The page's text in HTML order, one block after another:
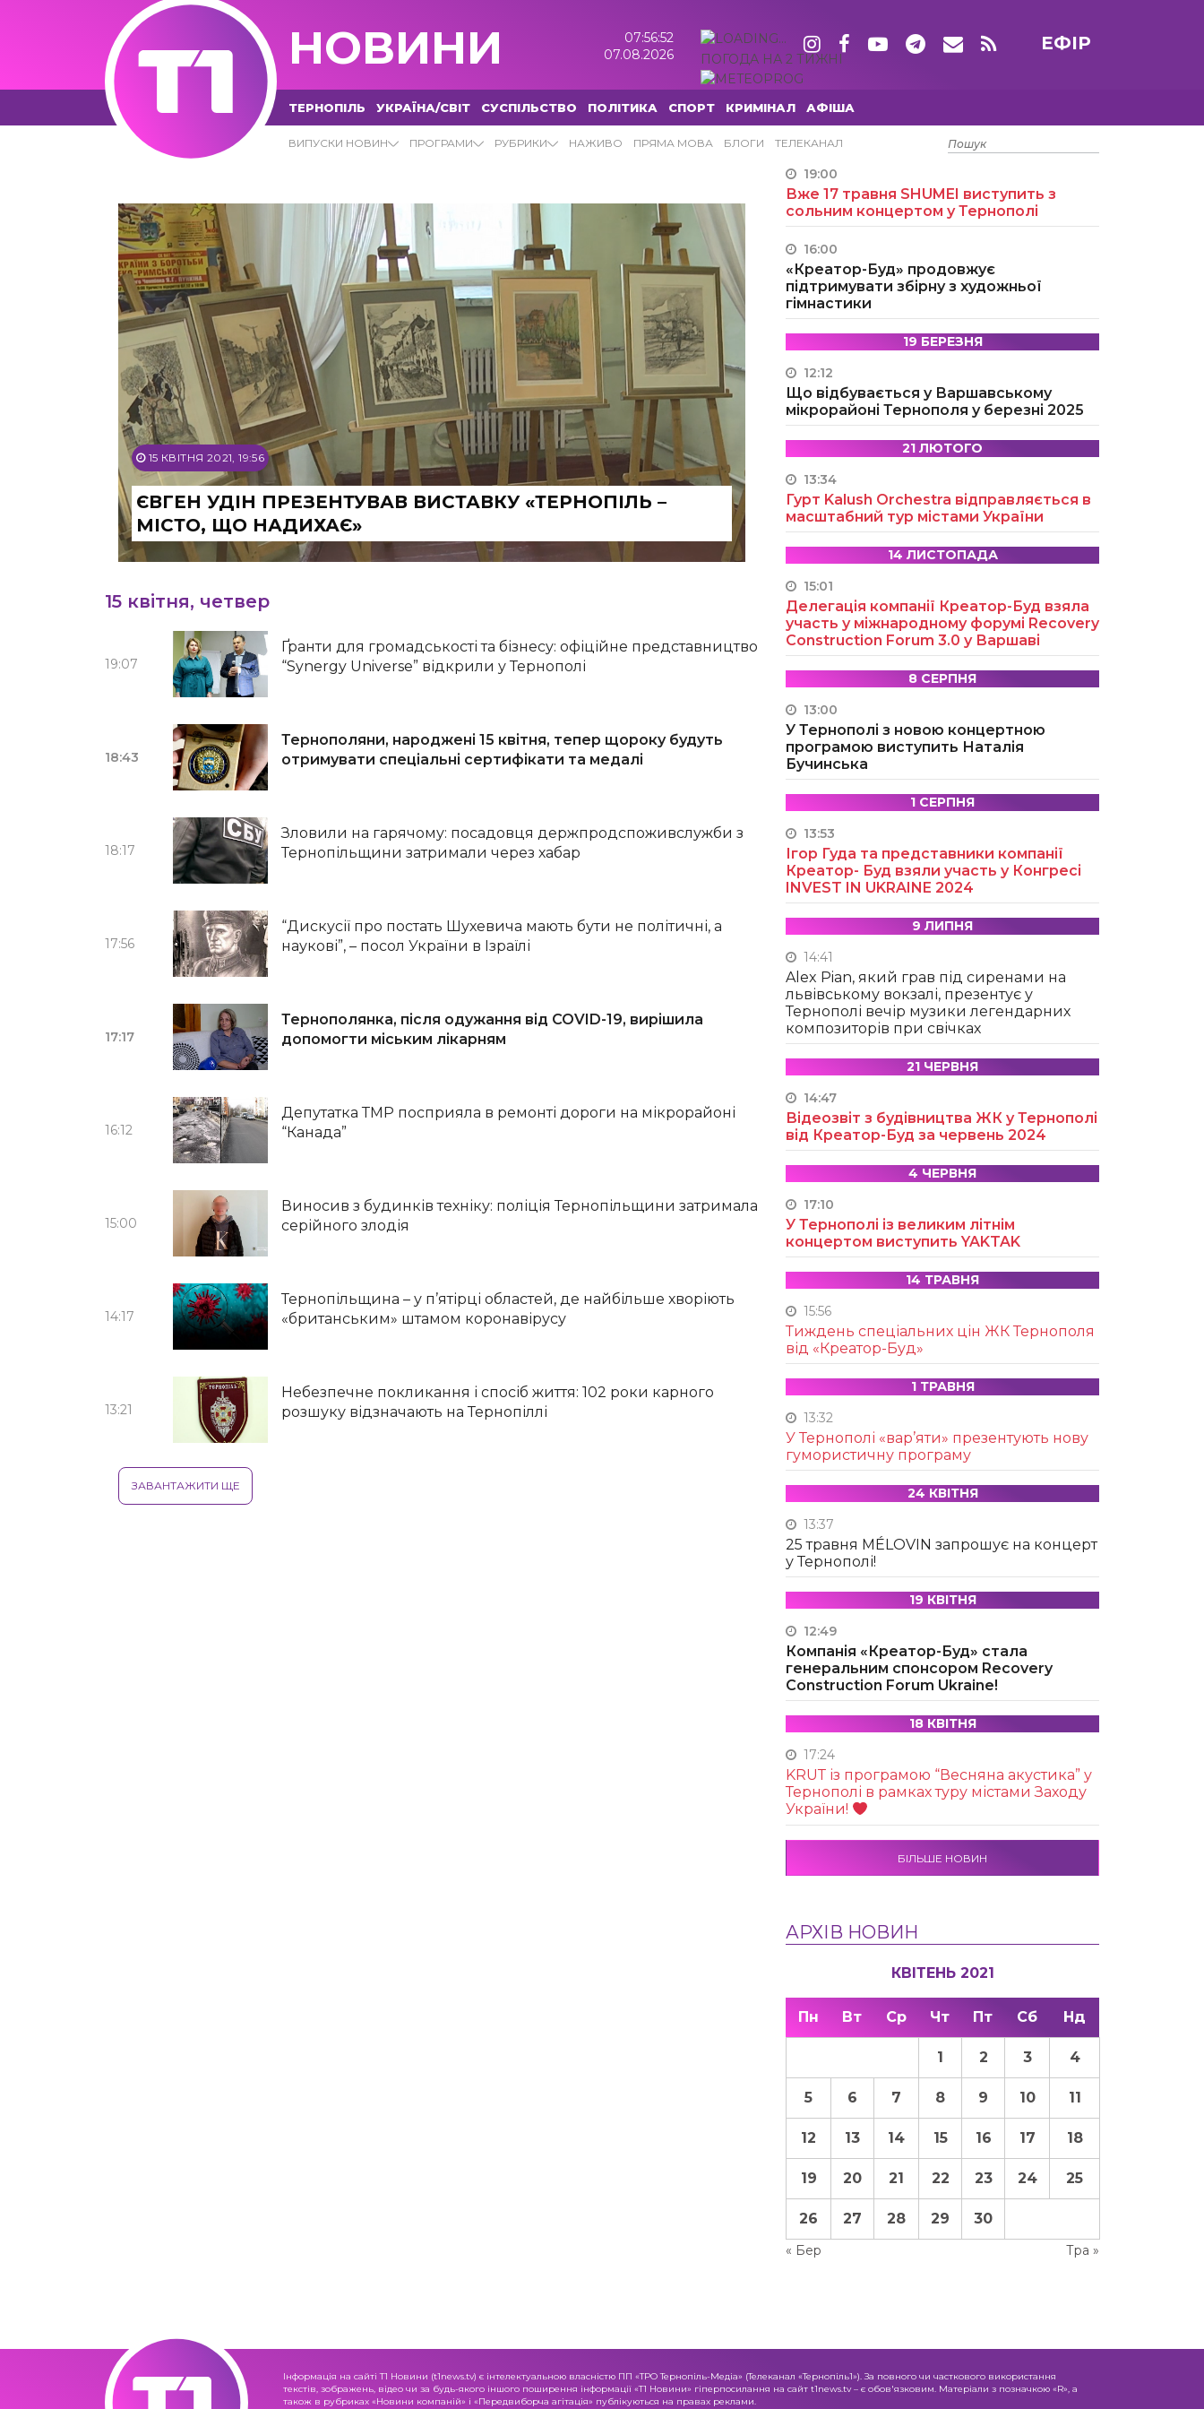
НОВИНИ
07:56:53
07.08.2026
ПОГОДА НА 2 ТИЖНІ
ЕФІР
ТЕРНОПІЛЬ УКРАЇНА/СВІТ СУСПІЛЬСТВО ПОЛІТИКА СПОРТ КРИМІНАЛ АФІША
ВИПУСКИ НОВИН ПРОГРАМИ РУБРИКИ НАЖИВО ПРЯМА МОВА БЛОГИ ТЕЛЕКАНАЛ
15.04.2021 - Т1 НОВИНИ
15 КВІТНЯ 2021, 19:56
ЄВГЕН УДІН ПРЕЗЕНТУВАВ ВИСТАВКУ «ТЕРНОПІЛЬ –
МІСТО, ЩО НАДИХАЄ»
15 квітня, четвер
19:07
Ґранти для громадськості та бізнесу: офіційне представництво
“Synergy Universe” відкрили у Тернополі
18:43
Тернополяни, народжені 15 квітня, тепер щороку будуть
отримувати спеціальні сертифікати та медалі
18:17
Зловили на гарячому: посадовця держпродспоживслужби з
Тернопільщини затримали через хабар
17:56
“Дискусії про постать Шухевича мають бути не політичні, а
наукові”, – посол України в Ізраїлі
17:17
Тернополянка, після одужання від COVID-19, вирішила
допомогти міським лікарням
16:12
Депутатка ТМР посприяла в ремонті дороги на мікрорайоні
“Канада”
15:00
Виносив з будинків техніку: поліція Тернопільщини затримала
серійного злодія
14:17
Тернопільщина – у п’ятірці областей, де найбільше хворіють
«британським» штамом коронавірусу
13:21
Небезпечне покликання і спосіб життя: 102 роки карного
розшуку відзначають на Тернопіллі
ЗАВАНТАЖИТИ ЩЕ
15 ТРАВНЯ
19:00
Вже 17 травня SHUMEI виступить з
сольним концертом у Тернополі
16:00
«Креатор-Буд» продовжує
підтримувати збірну з художньої
гімнастики
19 БЕРЕЗНЯ
12:12
Що відбувається у Варшавському
мікрорайоні Тернополя у березні 2025
21 ЛЮТОГО
13:34
Гурт Kalush Orchestra відправляється в
масштабний тур містами України
14 ЛИСТОПАДА
15:01
Делегація компанії Креатор-Буд взяла
участь у міжнародному форумі Recovery
Construction Forum 3.0 у Варшаві
8 СЕРПНЯ
13:00
У Тернополі з новою концертною
програмою виступить Наталія
Бучинська
1 СЕРПНЯ
13:53
Ігор Гуда та представники компанії
Креатор- Буд взяли участь у Конгресі
INVEST IN UKRAINE 2024
9 ЛИПНЯ
14:41
Alex Pian, який грав під сиренами на
львівському вокзалі, презентує у
Тернополі вечір музики легендарних
композиторів при свічках
21 ЧЕРВНЯ
14:47
Відеозвіт з будівництва ЖК у Тернополі
від Креатор-Буд за червень 2024
4 ЧЕРВНЯ
17:10
У Тернополі із великим літнім
концертом виступить YAKTAK
14 ТРАВНЯ
15:56
Тиждень спеціальних цін ЖК Тернополя
від «Креатор-Буд»
1 ТРАВНЯ
13:32
У Тернополі «вар’яти» презентують нову
гумористичну програму
24 КВІТНЯ
13:37
25 травня MÉLOVIN запрошує на концерт
у Тернополі!
19 КВІТНЯ
12:49
Компанія «Креатор-Буд» стала
генеральним спонсором Recovery
Construction Forum Ukraine!
18 КВІТНЯ
17:24
KRUТ із програмою “Весняна акустика” у
Тернополі в рамках туру містами Заходу
України!
БІЛЬШЕ НОВИН
АРХІВ НОВИН
КВІТЕНЬ 2021
Пн Вт Ср Чт Пт Сб Нд
« Бер Тра »
1 2 3 4
5 6 7 8 9 10 11
12 13 14 15 16 17 18
19 20 21 22 23 24 25
26 27 28 29 30
Інформація на сайті Т1 Новини (t1news.tv) є інтелектуальною власністю ПП «ТРО Тернопіль-Медіа» (Телеканал «Тернопіль1»). За повного чи часткового використання
текстів, зображень, відео чи за будь-якого іншого поширення інформації «Т1 Новини» гіперпосилання на сайт t1news.tv – є обов'язковим. Матеріали з позначкою «R», а
також в рубриках «Новини компаній» і «Передвиборча агітація» публікуються на правах реклами.